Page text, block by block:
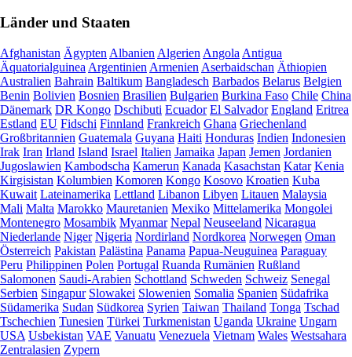
Länder und Staaten
Afghanistan Ägypten Albanien Algerien Angola Antigua
Äquatorialguinea Argentinien Armenien Aserbaidschan Äthiopien
Australien Bahrain Baltikum Bangladesch Barbados Belarus Belgien
Benin Bolivien Bosnien Brasilien Bulgarien Burkina Faso Chile China
Dänemark DR Kongo Dschibuti Ecuador El Salvador England Eritrea
Estland EU Fidschi Finnland Frankreich Ghana Griechenland
Großbritannien Guatemala Guyana Haiti Honduras Indien Indonesien
Irak Iran Irland Island Israel Italien Jamaika Japan Jemen Jordanien
Jugoslawien Kambodscha Kamerun Kanada Kasachstan Katar Kenia
Kirgisistan Kolumbien Komoren Kongo Kosovo Kroatien Kuba
Kuwait Lateinamerika Lettland Libanon Libyen Litauen Malaysia
Mali Malta Marokko Mauretanien Mexiko Mittelamerika Mongolei
Montenegro Mosambik Myanmar Nepal Neuseeland Nicaragua
Niederlande Niger Nigeria Nordirland Nordkorea Norwegen Oman
Österreich Pakistan Palästina Panama Papua-Neuguinea Paraguay
Peru Philippinen Polen Portugal Ruanda Rumänien Rußland
Salomonen Saudi-Arabien Schottland Schweden Schweiz Senegal
Serbien Singapur Slowakei Slowenien Somalia Spanien Südafrika
Südamerika Sudan Südkorea Syrien Taiwan Thailand Tonga Tschad
Tschechien Tunesien Türkei Turkmenistan Uganda Ukraine Ungarn
USA Usbekistan VAE Vanuatu Venezuela Vietnam Wales Westsahara
Zentralasien Zypern